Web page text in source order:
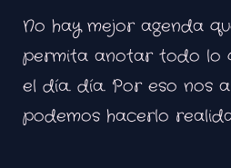
No hay mejor agenda
permita anotar todo lo
el día. día. Por eso nos
podemos hacerlo